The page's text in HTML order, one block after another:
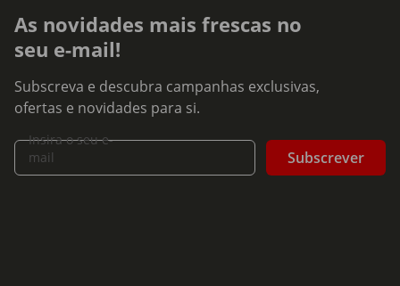
As novidades mais frescas no
seu e-mail!
Subscreva e descubra campanhas exclusivas,
ofertas e novidades para si.
Insira o seu e-
mail
Subscrever